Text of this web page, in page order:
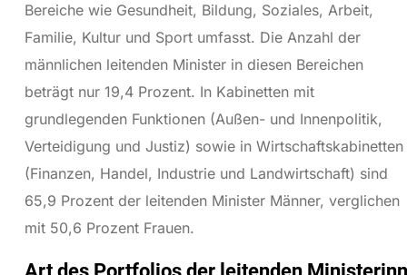
Bereiche wie Gesundheit, Bildung, Soziales, Arbeit,
Familie, Kultur und Sport umfasst. Die Anzahl der
männlichen leitenden Minister in diesen Bereichen
beträgt nur 19,4 Prozent. In Kabinetten mit
grundlegenden Funktionen (Außen- und Innenpolitik,
Verteidigung und Justiz) sowie in Wirtschaftskabinetten
(Finanzen, Handel, Industrie und Landwirtschaft) sind
65,9 Prozent der leitenden Minister Männer, verglichen
mit 50,6 Prozent Frauen.